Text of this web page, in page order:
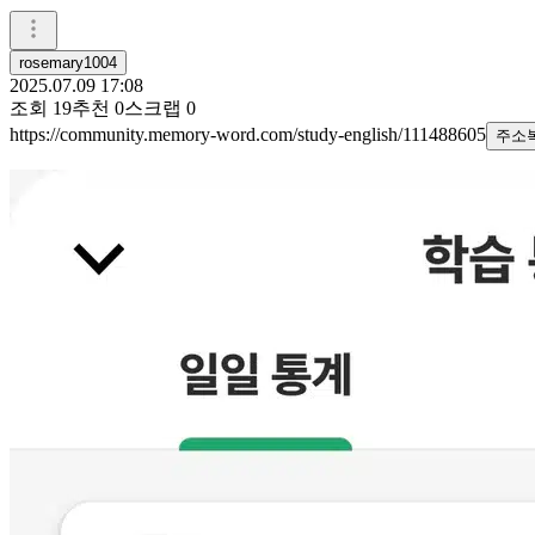
rosemary1004
2025.07.09 17:08
조회 19추천 0스크랩 0
https://community.memory-word.com/study-english/111488605 주소